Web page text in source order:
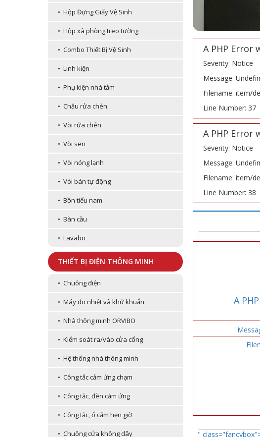
• Hộp Đựng Giấy Vệ Sinh
• Hộp xà phòng treo tường
• Combo Thiết Bị Vệ Sinh
• Linh kiện
• Phụ kiện nhà tắm
• Chậu rửa chén
• Vòi rửa chén
• Vòi sen
• Vòi nóng lạnh
• Vòi bán tự động
• Bồn tiểu nam
• Bàn cầu
• Lavabo
THIẾT BỊ ĐIỆN THÔNG MINH
• Chuông điện
• Máy đo nhiệt và khử khuẩn
• Nhà thông minh ORVIBO
• Kiểm soát ra/vào cửa cổng
• Hệ thống nhà thông minh
• Công tắc cảm ứng chạm
• Công tắc, đèn cảm ứng
• Công tắc, ổ cắm hẹn giờ
• Chuông cửa không dây
A PHP Error
Severity: Notice
Message:
Filename: item/
Line Number: 37
A PHP Error
Severity: Notice
Message:
Filename: item/
Line Number: 38
A
"